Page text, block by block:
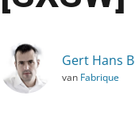
Gert Hans
van Fabrique